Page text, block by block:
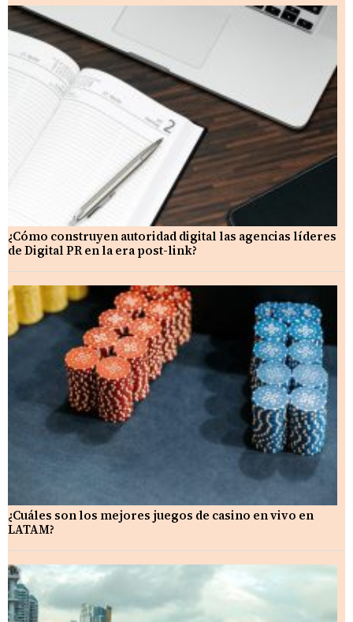
¿Cómo construyen autoridad digital las agencias líderes
de Digital PR en la era post-link?
¿Cuáles son los mejores juegos de casino en vivo en
LATAM?